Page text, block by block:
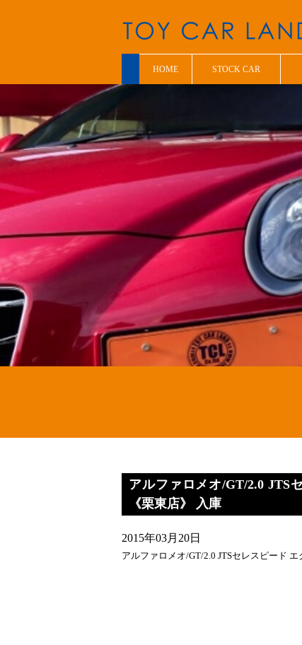
HOME STOCK CAR
アルファロメオ/GT/2.0 JTS
《栗東店》 入庫
2015年03月20日
アルファロメオ/GT/2.0 JTSセレスピード